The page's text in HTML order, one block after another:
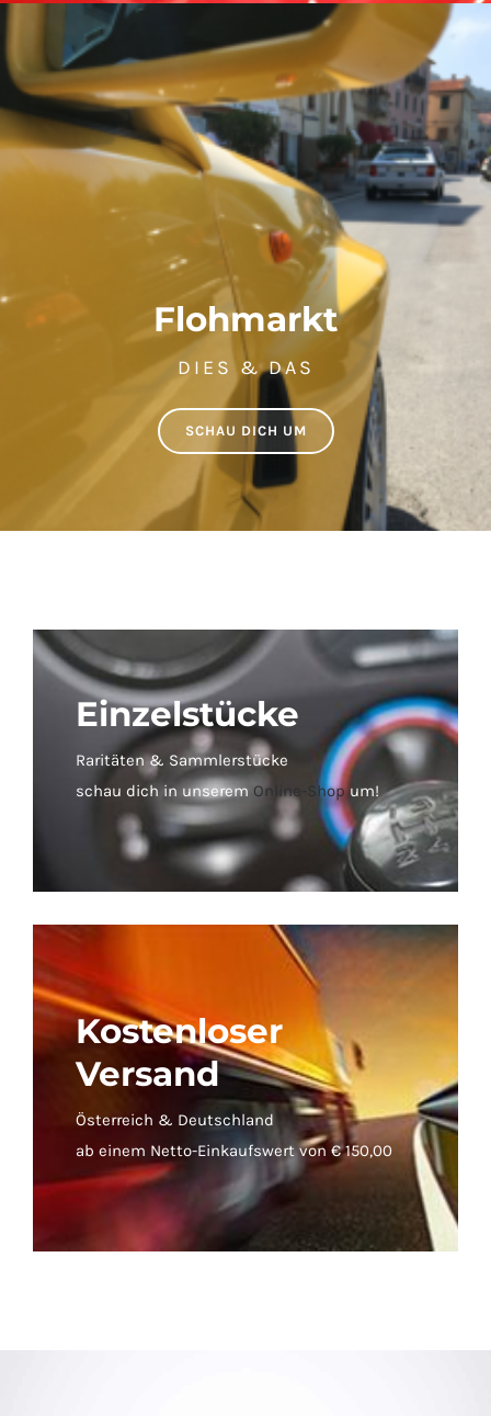
Flohmarkt
DIES & DAS
SCHAU DICH UM
Einzelstücke
Raritäten & Sammlerstücke
schau dich in unserem Online-Shopum!
Kostenloser
Versand
Österreich & Deutschland
ab einem Netto-Einkaufswert von € 150,00